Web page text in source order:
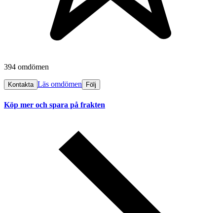
394 omdömen
Kontakta Läs omdömen Följ
Köp mer och spara på frakten